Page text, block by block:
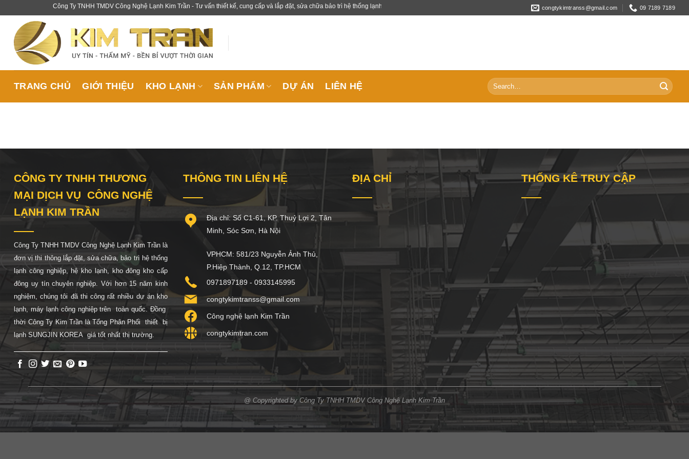
content
Công Ty TNHH TMDV Công Nghệ Lạnh Kim Trần - Tư vấn thiết kế, cung cấp và lắp đặt, sửa chữa bảo trì hệ thống lạnh công nghiệp. congtykimtranss@gmail.com 09 7189 7189
TRANG CHỦ GIỚI THIỆU KHO LẠNH SẢN PHẨM DỰ ÁN LIÊN HỆ
Search
for:
CÔNG TY TNHH THƯƠNG
MẠI DỊCH VỤ CÔNG NGHỆ
LẠNH KIM TRẦN
Công Ty TNHH TMDV Công Nghệ Lạnh Kim Trần là
đơn vị thi thông lắp đặt, sửa chữa, bảo trì hệ thống
lạnh công nghiệp, hệ kho lạnh, kho đông kho cấp
đông uy tín chuyên nghiệp. Với hơn 15 năm kinh
nghiệm, chúng tôi đã thi công rất nhiều dự án kho
lạnh, máy lạnh công nghiệp trên toàn quốc. Đồng
thời Công Ty Kim Trần là Tổng Phân Phối thiết bị
lạnh SUNGJIN KOREA giá tốt nhất thị trường.
THÔNG TIN LIÊN HỆ
Địa chỉ: Số C1-61, KP. Thuỷ Lợi 2, Tân
Minh, Sóc Sơn, Hà Nội
VPHCM: 581/23 Nguyễn Ảnh Thủ,
P.Hiệp Thành, Q.12, TP.HCM
0971897189 - 0933145995
congtykimtranss@gmail.com
Công nghệ lạnh Kim Trần
congtykimtran.com
ĐỊA CHỈ THỐNG KÊ TRUY CẬP
@ Copyrighted by Công Ty TNHH TMDV Công Nghệ Lạnh Kim Trần